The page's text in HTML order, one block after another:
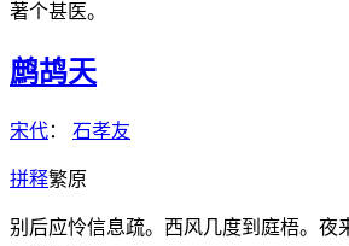
著个甚医。
鹧鸪天
宋代： 石孝友
拼释繁原
别后应怜信息疏。西风几度到庭梧。夜